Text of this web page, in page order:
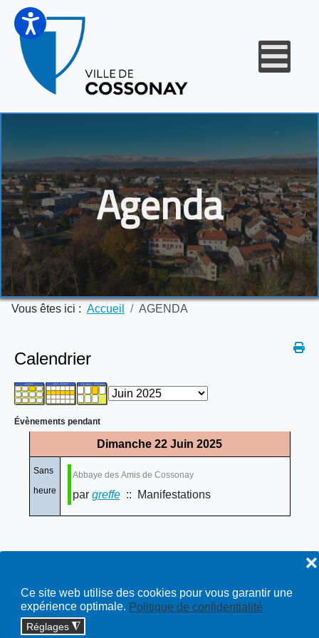
Ce site web utilise des cookies pour vous garantir une
expérience optimale. Politique de confidentialité
Réglages ◮
❌
Agenda
Vous êtes ici : Accueil AGENDA
Calendrier
Évènements pendant
Dimanche 22 Juin 2025
Sans
heure
Abbaye des Amis de Cossonay
par greffe:: Manifestations